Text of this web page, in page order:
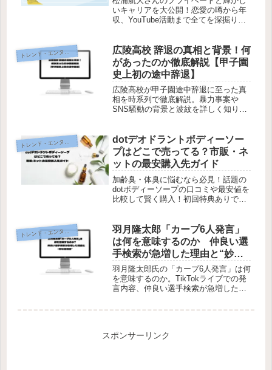
いキャリアを大公開！恋愛の噂から年
収、YouTube活動まで全てを深掘り。
ト レンド・エンタメ・商品・口コミ
広陵高校 辞退の真相と背景！何
があったのか徹底解説【甲子園
史上初の途中辞退】
広陵高校が甲子園途中辞退に至った真
相を時系列で徹底解説。暴力事案や
SNS騒動の背景と波紋を詳しく知りた
ト
dotデオドラントボディーソー
プはどこで売ってる？市販・ネ
ットの最安購入先ガイド
加齢臭・体臭に悩むなら必見！話題の
dotボディーソープの口コミや最安値を
比較して賢く購入！初回特典ありでお
ト
羽月隆太郎「カープ6人発言」
は何を意味するのか 仲良い選
手検索が急増した理由と“妙な
違和感”
羽月隆太郎氏の「カープ6人発言」は何
を意味するのか。TikTokライブでの発
言内容、仲良い選手検索が急増した理
スポンサーリンク